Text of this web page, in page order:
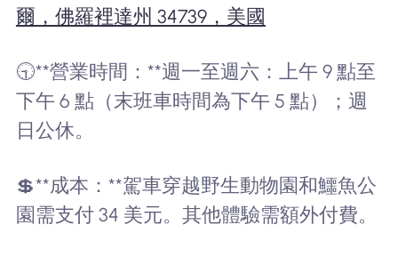
爾，佛羅裡達州 34739，美國
🕤**營業時間：**週一至週六：上午 9 點至
下午 6 點（末班車時間為下午 5 點）；週
日公休。
💲**成本：**駕車穿越野生動物園和鱷魚公
園需支付 34 美元。其他體驗需額外付費。